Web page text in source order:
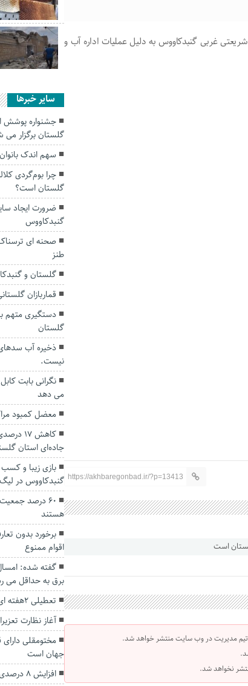
غربی گنبدکاووس به دلیل عملیات اداره آب و
https://akhbaregonbad.ir/?p=13413
مدیریت در وب سایت منتشر خواهد شد.
نخواهد شد.
سایر خبرها
جشنواره پوشش
گلستان برگزار می
سهم اندک
چرا بوم‌گردی
گلستان است؟
گنبدکاووس
صحنه ای
طنز
گلستان و
قماربازان گلستانی ۱۳۵ میلیارد تومان
گلستان
ذخیره آب
نیست.
نگرانی بابت
می دهد
معضل کمبود
کاهش
جاده‌ای استان
بازی زیبا و
گنبدکاووس در لیگ
۶۰ درصد
هستند
برخورد بدون
اقوام ممنوع
گفته شده:
برق به حداقل می
تعطیلی 2هفته ای کورس اسبدوانی پاییزه گنبدکاووس
آغاز نظارت
مختومقلی
جهان است
افزایش ۸ درصدی ترددهای نوروزی در گلستان